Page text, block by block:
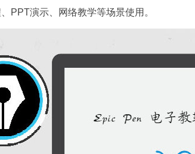
PPT演示、网络教学等场景使用。